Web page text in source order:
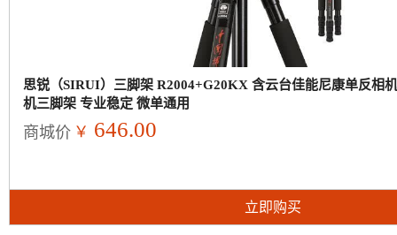
思锐（SIRUI）三脚架 R2004+G20KX 含云台佳能尼康单反相
机三脚架 专业稳定 微单通用
商城价 ￥ 646.00
立即购买